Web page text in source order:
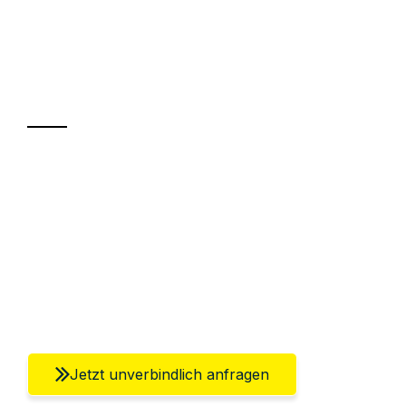
Jetzt unverbindlich anfragen